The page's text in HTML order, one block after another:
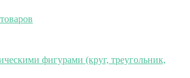
фигурами (круг, треугольник,